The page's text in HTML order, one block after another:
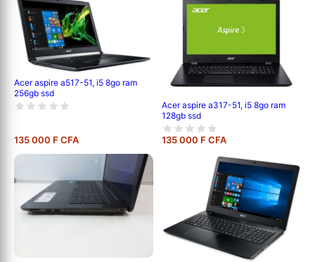
Acer aspire a517-51, i5 8go ram
256gb ssd
135 000 F CFA
Acer aspire a317-51, i5 8go ram
128gb ssd
135 000 F CFA